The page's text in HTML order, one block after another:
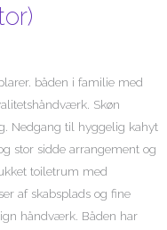
båden i familie med
Skøn
Nedgang til hyggelig kahyt
stor sidde arrangement og
toiletrum med
af skabsplads og fine
håndværk. Båden har